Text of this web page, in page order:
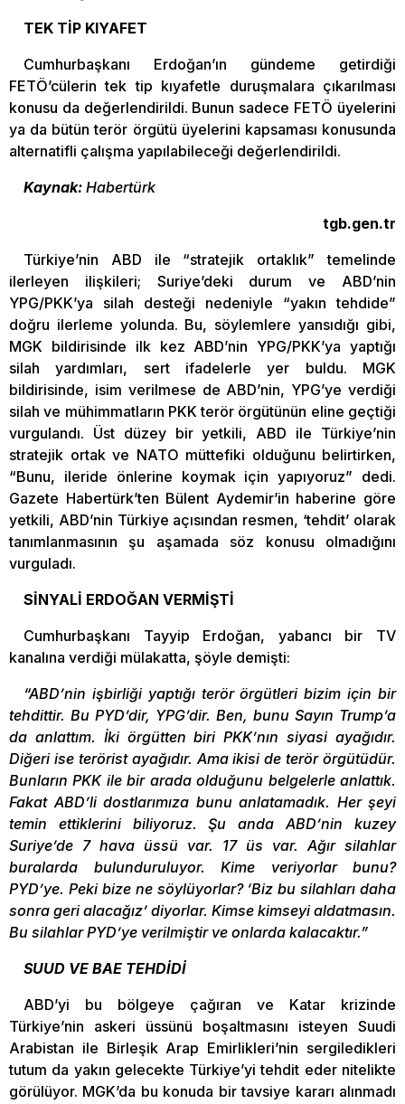
TEK TİP KIYAFET
Cumhurbaşkanı Erdoğan’ın gündeme getirdiği
FETÖ’cülerin tek tip kıyafetle duruşmalara çıkarılması
konusu da değerlendirildi. Bunun sadece FETÖ üyelerini
ya da bütün terör örgütü üyelerini kapsaması konusunda
alternatifli çalışma yapılabileceği değerlendirildi.
Kaynak: Habertürk
tgb.gen.tr
Türkiye’nin ABD ile “stratejik ortaklık” temelinde
ilerleyen ilişkileri; Suriye’deki durum ve ABD’nin
YPG/PKK’ya silah desteği nedeniyle “yakın tehdide”
doğru ilerleme yolunda. Bu, söylemlere yansıdığı gibi,
MGK bildirisinde ilk kez ABD’nin YPG/PKK’ya yaptığı
silah yardımları, sert ifadelerle yer buldu. MGK
bildirisinde, isim verilmese de ABD’nin, YPG’ye verdiği
silah ve mühimmatların PKK terör örgütünün eline geçtiği
vurgulandı. Üst düzey bir yetkili, ABD ile Türkiye’nin
stratejik ortak ve NATO müttefiki olduğunu belirtirken,
“Bunu, ileride önlerine koymak için yapıyoruz” dedi.
Gazete Habertürk’ten Bülent Aydemir’in haberine göre
yetkili, ABD’nin Türkiye açısından resmen, ‘tehdit’ olarak
tanımlanmasının şu aşamada söz konusu olmadığını
vurguladı.
SİNYALİ ERDOĞAN VERMİŞTİ
Cumhurbaşkanı Tayyip Erdoğan, yabancı bir TV
kanalına verdiği mülakatta, şöyle demişti:
“ABD’nin işbirliği yaptığı terör örgütleri bizim için bir
tehdittir. Bu PYD’dir, YPG’dir. Ben, bunu Sayın Trump’a
da anlattım. İki örgütten biri PKK’nın siyasi ayağıdır.
Diğeri ise terörist ayağıdır. Ama ikisi de terör örgütüdür.
Bunların PKK ile bir arada olduğunu belgelerle anlattık.
Fakat ABD’li dostlarımıza bunu anlatamadık. Her şeyi
temin ettiklerini biliyoruz. Şu anda ABD’nin kuzey
Suriye’de 7 hava üssü var. 17 üs var. Ağır silahlar
buralarda bulunduruluyor. Kime veriyorlar bunu?
PYD’ye. Peki bize ne söylüyorlar? ‘Biz bu silahları daha
sonra geri alacağız’ diyorlar. Kimse kimseyi aldatmasın.
Bu silahlar PYD’ye verilmiştir ve onlarda kalacaktır.”
SUUD VE BAE TEHDİDİ
ABD’yi bu bölgeye çağıran ve Katar krizinde
Türkiye’nin askeri üssünü boşaltmasını isteyen Suudi
Arabistan ile Birleşik Arap Emirlikleri’nin sergiledikleri
tutum da yakın gelecekte Türkiye’yi tehdit eder nitelikte
görülüyor. MGK’da bu konuda bir tavsiye kararı alınmadı